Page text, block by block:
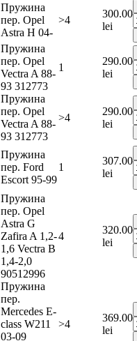
Пружина
пер. Opel
Astra H 04-
>4
300.00
lei
Пружина
пер. Opel
Vectra A 88-
93 312773
1
290.00
lei
Пружина
пер. Opel
Vectra A 88-
93 312773
>4
290.00
lei
Пружина
пер. Ford
Escort 95-99
1
307.00
lei
Пружина
пер. Opel
Astra G
Zafira A 1,2-
1,6 Vectra B
1,4-2,0
90512996
4
320.00
lei
Пружина
пер.
Mercedes E-
class W211
03-09
>4
369.00
lei